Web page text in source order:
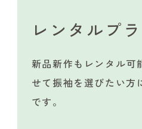
レンタルプ
新品新作もレンタル可
せて振袖を選びたい方
です。